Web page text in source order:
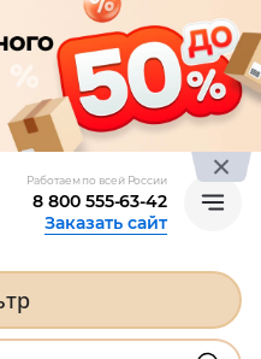
Работаем по всей России
8 800 555-63-42
Заказать сайт